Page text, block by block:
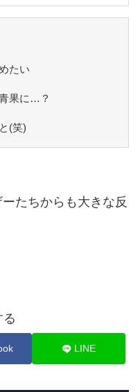
たい
果に…？
(笑)
たちからも大きな反
る
LINE